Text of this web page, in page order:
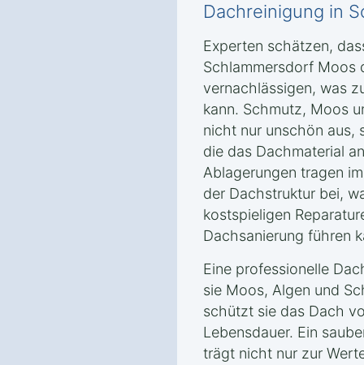
Dachreinigung in
Experten schätzen,
Schlammersdorf Moos
vernachlässigen, was
kann. Schmutz, Moos
nicht nur unschön aus,
die das Dachmaterial
Ablagerungen tragen
der Dachstruktur bei,
kostspieligen
Dachsanierung führen
Eine professionelle
sie Moos, Algen und
schützt sie das Dach
Lebensdauer. Ein
trägt nicht nur zur